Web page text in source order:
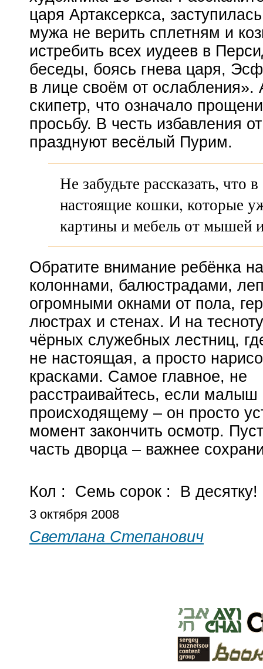
царя Артаксеркса,
мужа не верить сплетням и
истребить всех иудеев в
беседы, боясь гнева царя,
в лице своём от ослабления».
скипетр, что означало
просьбу. В честь избавления
празднуют весёлый Пурим.
Не забудьте рассказать, что
настоящие кошки, которые
картины и мебель от мышей
Обратите внимание ребёнка
колоннами, балюстрадами,
огромными окнами от пола,
люстрах и стенах. И на
чёрных служебных лестниц,
не настоящая, а просто
красками. Самое главное, не
расстраивайтесь, если малыш
происходящему – он просто
момент закончить осмотр.
часть дворца – важнее
Кол : Семь сорок : В
3 октября 2008
Светлана Степанович